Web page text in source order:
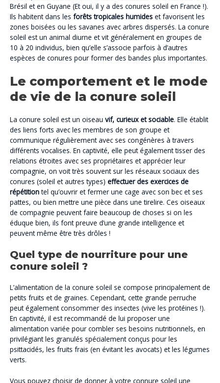
Brésil et en Guyane (Et oui, il y a des conures soleil en France !).
Ils habitent dans les forêts tropicales humides et favorisent les
zones boisées ou les savanes avec arbres dispersés. La conure
soleil est un animal diurne et vit généralement en groupes de
10 à 20 individus, bien qu’elle s’associe parfois à d’autres
espèces de conures pour former des bandes plus importantes.
Le comportement et le mode
de vie de la conure soleil
La conure soleil est un oiseau vif, curieux et sociable. Elle établit
des liens forts avec les membres de son groupe et
communique régulièrement avec ses congénères à travers
différents vocalises. En captivité, elle peut également tisser des
relations étroites avec ses propriétaires et apprécier leur
compagnie, on voit très souvent sur les réseaux sociaux des
conures (soleil et autres types) effectuer des exercices de
répétitiontel qu’ouvrir et fermer une cage avec son bec et ses
pattes, ou bien mettre une pièce dans une tirelire. Ces oiseaux
de compagnie peuvent faire beaucoup de choses si on les
éduque bien, ils font preuve d’une grande intelligence et
peuvent même être très drôles !
Quel type de nourriture pour une
conure soleil ?
L’alimentation de la conure soleil se compose principalement de
petits fruits et de graines. Cependant, cette grande perruche
peut également consommer des insectes (vive les protéines !).
En captivité, il est recommandé de lui proposer une
alimentation variée pour combler ses besoins nutritionnels, en
privilégiant les granulés spécialement conçus pour les
psittacidés, les fruits frais (en évitant les avocats) et les légumes
verts.
Vous pouvez choisir de donner à votre connure soleil une